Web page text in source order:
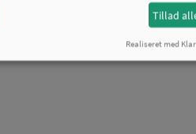
Tillad
Realiseret med